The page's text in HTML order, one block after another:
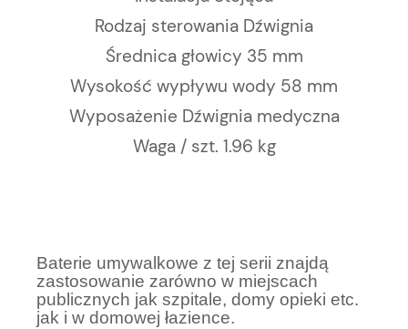
Rodzaj sterowania Dźwignia
Średnica głowicy 35 mm
Wysokość wypływu wody 58 mm
Wyposażenie Dźwignia medyczna
Waga / szt. 1.96 kg
Baterie umywalkowe z tej serii znajdą
zastosowanie zarówno w miejscach
publicznych jak szpitale, domy opieki etc.
jak i w domowej łazience.